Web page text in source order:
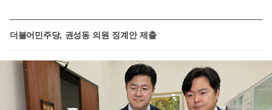
더불어민주당, 권성동 의원 징계안 제출